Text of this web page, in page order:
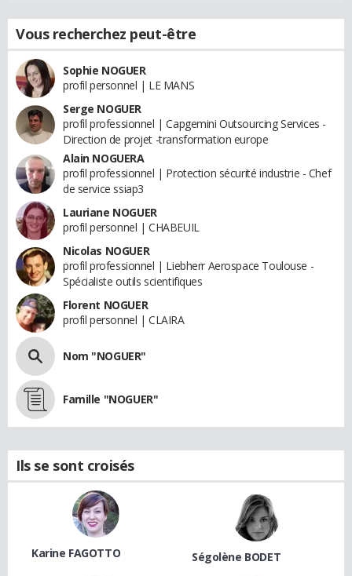
Vous recherchez peut-être
Sophie NOGUER
profil personnel | LE MANS
Serge NOGUER
profil professionnel | Capgemini Outsourcing Services -
Direction de projet -transformation europe
Alain NOGUERA
profil professionnel | Protection sécurité industrie - Chef
de service ssiap3
Lauriane NOGUER
profil personnel | CHABEUIL
Nicolas NOGUER
profil professionnel | Liebherr Aerospace Toulouse -
Spécialiste outils scientifiques
Florent NOGUER
profil personnel | CLAIRA
Nom "NOGUER"
Famille "NOGUER"
Ils se sont croisés
Karine FAGOTTO Ségolène BODET